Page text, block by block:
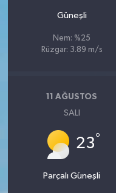
Güneşli
Nem: %25
Rüzgar: 3.89 m/s
11 AĞUSTOS
SALI
23°
Parçalı Güneşli
Çorum Müftülüğü
Denizli Müftülüğü
Düzce Müftülüğü
Edirne Müftülüğü
Elazığ Müftülüğü
Biyografiler
Diyanet TV
YAŞAM